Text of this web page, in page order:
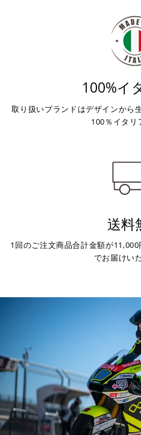
100%イ
取り扱いブランドはデザインから
100％イタリ
送料
1回のご注文商品合計金額が
でお届けい